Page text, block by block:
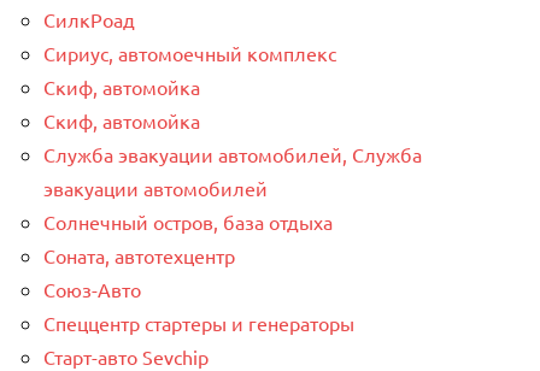
СилкРоад
Сириус, автомоечный комплекс
Скиф, автомойка
Скиф, автомойка
Служба эвакуации автомобилей, Служба
эвакуации автомобилей
Солнечный остров, база отдыха
Соната, автотехцентр
Союз-Авто
Спеццентр стартеры и генераторы
Старт-авто Sevchip